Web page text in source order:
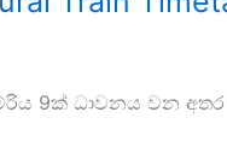
9ක් ධාවනය වන අතර